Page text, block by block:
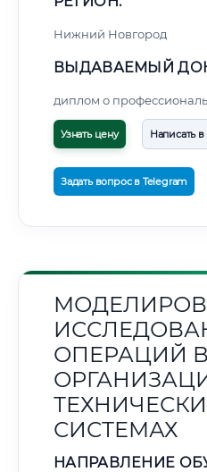
Нижний Новгород
ВЫДАВАЕМЫЙ
диплом о
Узнать цену Написать в
Задать вопрос в Telegram
ОПЕРАЦИЙ В
СИСТЕМАХ
НАПРАВЛЕНИЕ